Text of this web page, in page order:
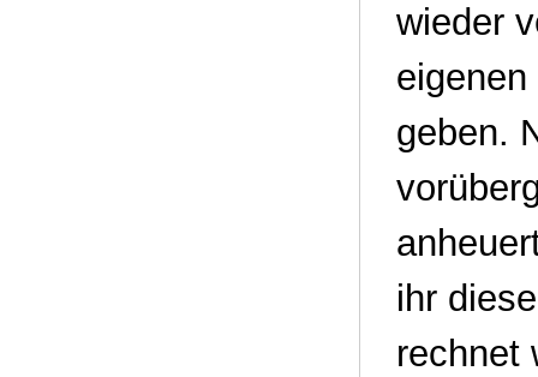
wieder
geben.
ihr
rechnet